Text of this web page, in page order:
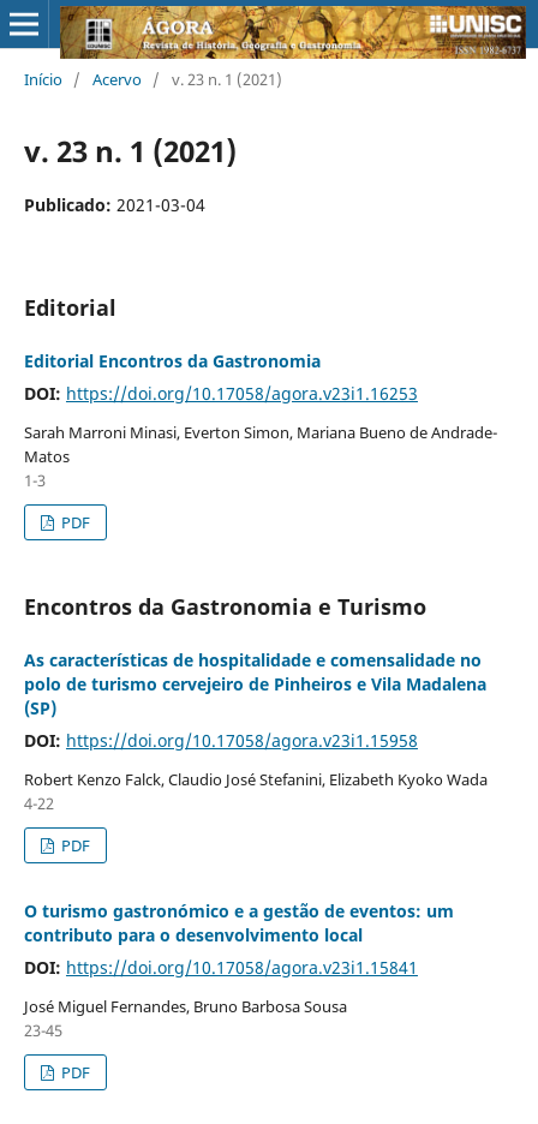
Início / Acervo / v. 23 n. 1 (2021)
v. 23 n. 1 (2021)
Publicado: 2021-03-04
Editorial
Editorial Encontros da Gastronomia
DOI: https://doi.org/10.17058/agora.v23i1.16253
Sarah Marroni Minasi, Everton Simon, Mariana Bueno de Andrade-
Matos
1-3
PDF
Encontros da Gastronomia e Turismo
As características de hospitalidade e comensalidade no
polo de turismo cervejeiro de Pinheiros e Vila Madalena
(SP)
DOI: https://doi.org/10.17058/agora.v23i1.15958
Robert Kenzo Falck, Claudio José Stefanini, Elizabeth Kyoko Wada
4-22
PDF
O turismo gastronómico e a gestão de eventos: um
contributo para o desenvolvimento local
DOI: https://doi.org/10.17058/agora.v23i1.15841
José Miguel Fernandes, Bruno Barbosa Sousa
23-45
PDF